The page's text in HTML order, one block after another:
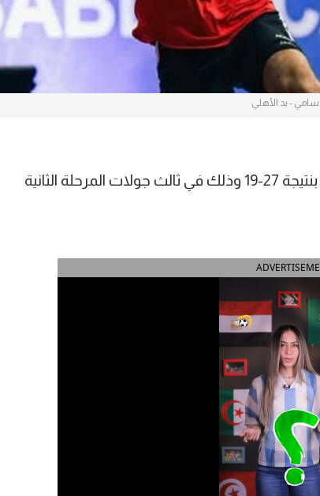
- يد الأهلي
فاز فريق الأهلي لكرة اليد للرجال على الجزيرة بنتيجة 27-19 وذلك في ثالث جولات المرحلة الثانية